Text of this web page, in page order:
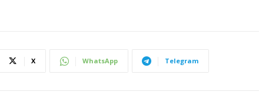
X WhatsApp Telegram